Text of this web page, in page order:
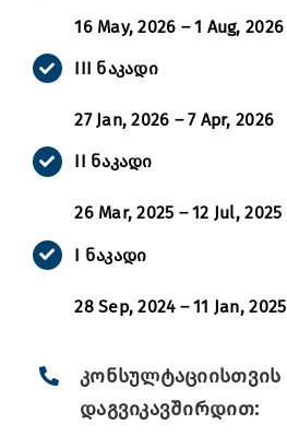
16 May, 2026 – 1 Aug, 2026
III ნაკადი
27 Jan, 2026 – 7 Apr, 2026
II ნაკადი
26 Mar, 2025 – 12 Jul, 2025
I ნაკადი
28 Sep, 2024 – 11 Jan, 2025
კონსულტაციისთვის
დაგვიკავშირდით: